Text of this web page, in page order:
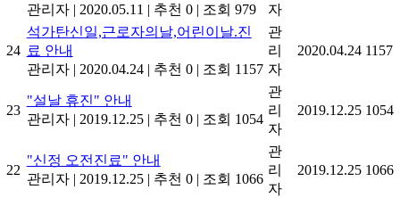
관리자 | 2020.05.11 | 추천 0 | 조회 979
자
24
석가탄신일,근로자의날,어린이날.진
료 안내
관리자 | 2020.04.24 | 추천 0 | 조회 1157
관
리
자
2020.04.24 1157
23
"설날 휴진" 안내
관리자 | 2019.12.25 | 추천 0 | 조회 1054
관
리
자
2019.12.25 1054
22
"신정 오전진료" 안내
관리자 | 2019.12.25 | 추천 0 | 조회 1066
관
리
자
2019.12.25 1066